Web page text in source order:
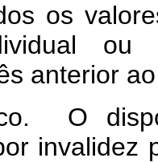
os
ou
anterior
O
invalidez